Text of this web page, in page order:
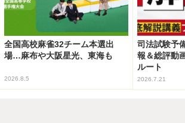
全国高校麻雀32チーム本選出
場…麻布や大阪星光、東海も
2026.8.5
司法試験予
報＆総評動
ルート
2026.7.21